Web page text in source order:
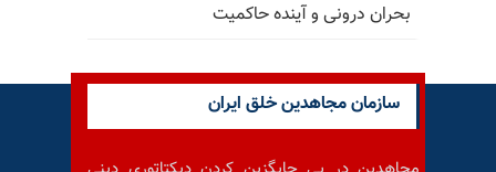
بحران درونی و آینده حاکمیت
سازمان مجاهدین خلق ایران